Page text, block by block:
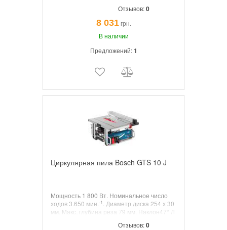
Отзывов:0
8 031грн.
В наличии
Предложений:1
Циркулярная пила Bosch GTS 10 J
Мощность 1 800 Вт. Номинальное число
ходов3.650 мин. -1 Диаметр диска 254 х 30
мм. Макс. глубина реза 79 мм. Наклон47° Л
Отзывов:0